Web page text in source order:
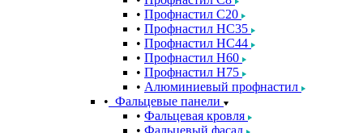
Профнастил С20
Профнастил НС35
Профнастил НС44
Профнастил Н60
Профнастил Н75
Алюминиевый профнастил
Фальцевые панели
Фальцевая кровля
Фальцевый фасад